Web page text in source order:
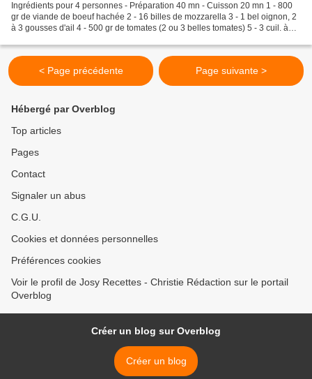
Ingrédients pour 4 personnes - Préparation 40 mn - Cuisson 20 mn 1 - 800
gr de viande de boeuf hachée 2 - 16 billes de mozzarella 3 - 1 bel oignon, 2
à 3 gousses d'ail 4 - 500 gr de tomates (2 ou 3 belles tomates) 5 - 3 cuil. à
< Page précédente Page suivante >
Hébergé par Overblog
Top articles
Pages
Contact
Signaler un abus
C.G.U.
Cookies et données personnelles
Préférences cookies
Voir le profil de Josy Recettes - Christie Rédaction sur le portail
Overblog
Créer un blog sur Overblog
Créer un blog